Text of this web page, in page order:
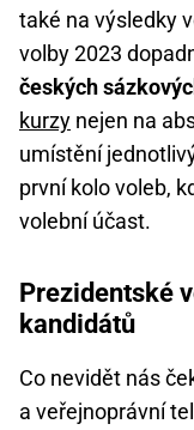
také na výsledky
volby 2023
českých
kurzy nejen na
umístění
první kolo voleb,
volební účast.
Prezidentské
kandidátů
Co nevidět nás
a veřejnoprávní